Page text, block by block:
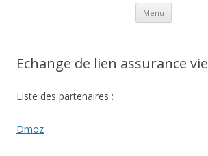
Menu Aller
Echange de lien assurance vie
Liste des partenaires :
Dmoz